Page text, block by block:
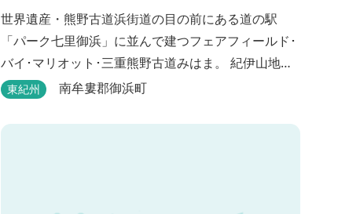
世界遺産・熊野古道浜街道の目の前にある道の駅
「パーク七里御浜」に並んで建つフェアフィールド･
バイ･マリオット･三重熊野古道みはま。 紀伊山地を
背に雄大な熊野灘を望み、渚百選に選ばれた七里御
て暖かで過ごしやすく、季節を通じて穫れる数々の
東紀州 南牟婁郡御浜町